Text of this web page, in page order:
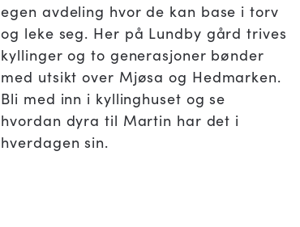
egen avdeling hvor de kan base i torv
og leke seg. Her på Lundby gård trives
kyllinger og to generasjoner bønder
med utsikt over Mjøsa og Hedmarken.
Bli med inn i kyllinghuset og se
hvordan dyra til Martin har det i
hverdagen sin.